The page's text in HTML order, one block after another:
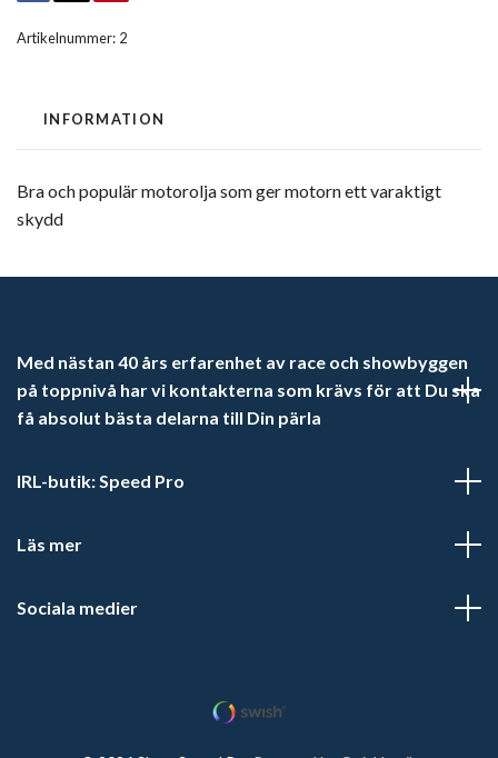
Artikelnummer: 2
INFORMATION
Bra och populär motorolja som ger motorn ett varaktigt
skydd
Med nästan 40 års erfarenhet av race och showbyggen
på toppnivå har vi kontakterna som krävs för att Du ska
få absolut bästa delarna till Din pärla
IRL-butik: Speed Pro
Läs mer
Sociala medier